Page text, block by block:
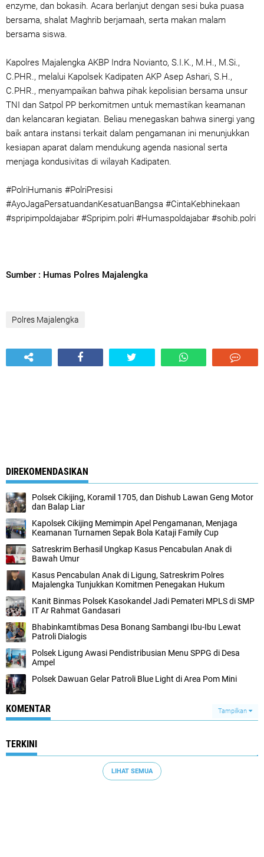
enzyme, dan bokasih. Acara berlanjut dengan sesi buka puasa
bersama, shalat Maghrib berjamaah, serta makan malam
bersama siswa.
Kapolres Majalengka AKBP Indra Novianto, S.I.K., M.H., M.Si.,
C.PHR., melalui Kapolsek Kadipaten AKP Asep Ashari, S.H.,
C.PHR., menyampaikan bahwa pihak kepolisian bersama unsur
TNI dan Satpol PP berkomitmen untuk memastikan keamanan
dan kelancaran kegiatan. Beliau menegaskan bahwa sinergi yang
baik antara instansi terkait dalam pengamanan ini menunjukkan
kesiapan aparat dalam mendukung agenda nasional serta
menjaga kondusivitas di wilayah Kadipaten.
#PolriHumanis #PolriPresisi
#AyoJagaPersatuandanKesatuanBangsa #CintaKebhinekaan
#spripimpoldajabar #Spripim.polri #Humaspoldajabar #sohib.polri
Sumber : Humas Polres Majalengka
Polres Majalengka
DIREKOMENDASIKAN
Polsek Cikijing, Koramil 1705, dan Dishub Lawan Geng Motor
dan Balap Liar
Kapolsek Cikijing Memimpin Apel Pengamanan, Menjaga
Keamanan Turnamen Sepak Bola Kataji Family Cup
Satreskrim Berhasil Ungkap Kasus Pencabulan Anak di
Bawah Umur
Kasus Pencabulan Anak di Ligung, Satreskrim Polres
Majalengka Tunjukkan Komitmen Penegakan Hukum
Kanit Binmas Polsek Kasokandel Jadi Pemateri MPLS di SMP
IT Ar Rahmat Gandasari
Bhabinkamtibmas Desa Bonang Sambangi Ibu-Ibu Lewat
Patroli Dialogis
Polsek Ligung Awasi Pendistribusian Menu SPPG di Desa
Ampel
Polsek Dawuan Gelar Patroli Blue Light di Area Pom Mini
KOMENTAR Tampilkan
TERKINI
LIHAT SEMUA